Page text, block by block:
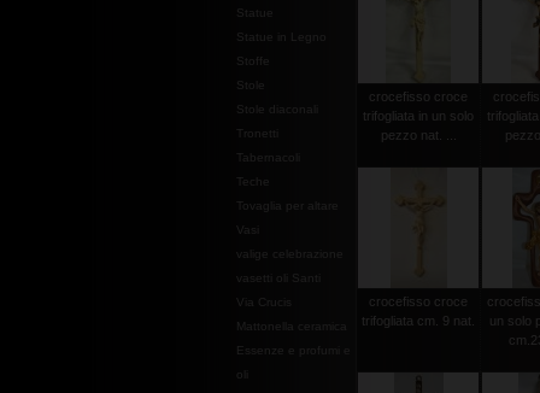
Statue
Statue in Legno
Stoffe
Stole
Stole diaconali
Tabernacoli
valige celebrazione
Mattonella ceramica
Essenze e profumi e
crocefisso croce
trifogliata in un solo
pezzo nat. ...
crocefisso croce
trifogliata cm. 9 nat.
un solo